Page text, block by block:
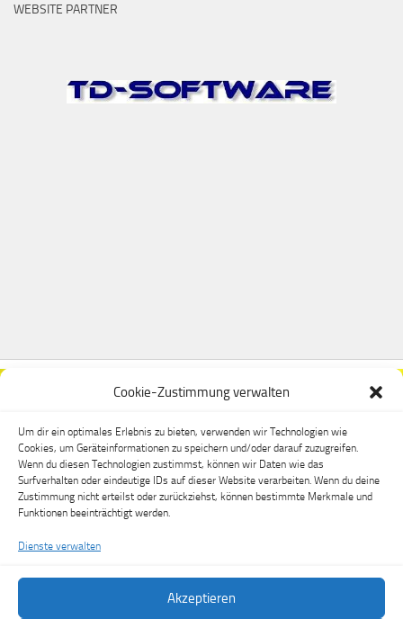
Cookie-Zustimmung verwalten
Um dir ein optimales Erlebnis zu bieten, verwenden wir Technologien wie
Cookies, um Geräteinformationen zu speichern und/oder darauf zuzugreifen.
Wenn du diesen Technologien zustimmst, können wir Daten wie das
Surfverhalten oder eindeutige IDs auf dieser Website verarbeiten. Wenn du deine
Zustimmung nicht erteilst oder zurückziehst, können bestimmte Merkmale und
Funktionen beeinträchtigt werden.
Dienste verwalten
Akzeptieren
WEBSITE PARTNER